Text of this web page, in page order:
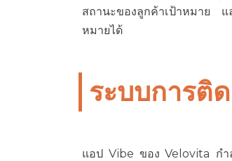
สถานะของลูกค้าเป้าหมาย แ
หมายได้
ระบบการติ
แอป Vibe ของ Velovita กำลั